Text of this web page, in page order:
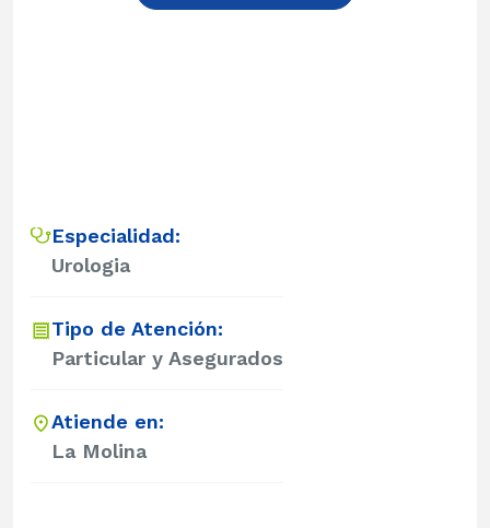
Especialidad:
Urologia
Tipo de Atención:
Particular y Asegurados
Atiende en:
La Molina